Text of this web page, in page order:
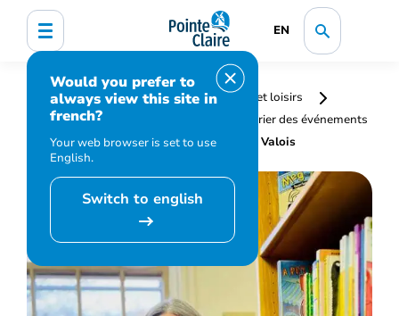
EN
Would you prefer to
always view this site in
french?
Your web browser is set to use
English.
Switch to english
Accueil
Bibliothèque, culture, sports et loisirs
Programmation et inscription
Calendrier des événements
et activités
Story Time and Music at Valois